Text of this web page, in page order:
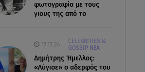
φωτογραφία με τους
γιους της από το
17.12.24
CELEBRITIES &
GOSSIP ΝΕΑ
Δημήτρης Ήμελλος:
«Λύγισε» ο αδερφός του